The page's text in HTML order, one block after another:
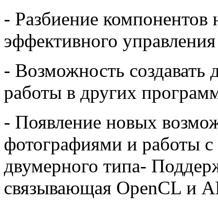
- Разбиение компонентов
эффективного управления
- Возможность создавать
работы в других
- Появление новых
фотографиями и работы
двумерного типа-
связывающая OpenCL и